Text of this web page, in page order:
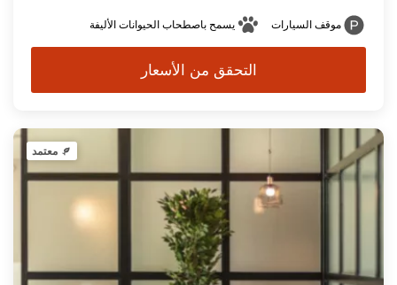
موقف السيارات يسمح باصطحاب الحيوانات الأليفة
التحقق من الأسعار
معتمد